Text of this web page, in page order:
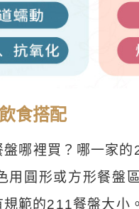
食搭配
哪裡買？哪一家
用圓形或方形餐盤
範的211餐盤大小